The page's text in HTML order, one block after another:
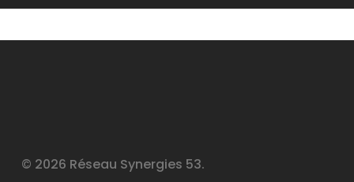
© 2026 Réseau Synergies 53.